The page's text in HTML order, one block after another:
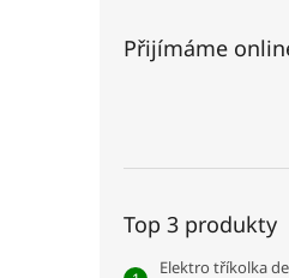
Přijímáme
Top 3 produkty
Elektro tříkolka